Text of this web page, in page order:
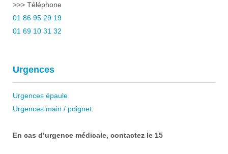
>>> Téléphone
01 86 95 29 19
01 69 10 31 32
Urgences
Urgences épaule
Urgences main / poignet
En cas d’urgence médicale, contactez le 15